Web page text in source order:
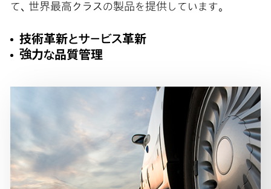
て、世界最高クラスの製品を提供しています。
技術革新とサービス革新
強力な品質管理